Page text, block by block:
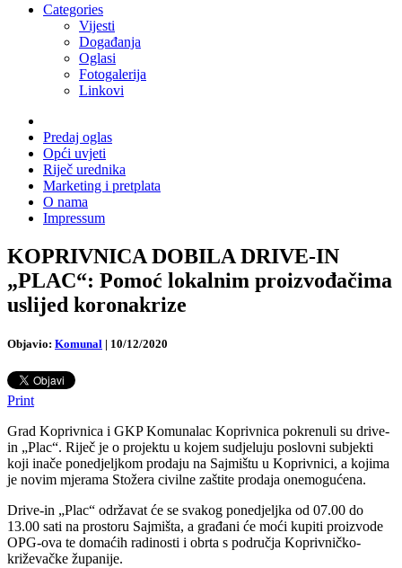
Categories
Vijesti
Događanja
Oglasi
Fotogalerija
Linkovi
Predaj oglas
Opći uvjeti
Riječ urednika
Marketing i pretplata
O nama
Impressum
KOPRIVNICA DOBILA DRIVE-IN
„PLAC“: Pomoć lokalnim proizvođačima
uslijed koronakrize
Objavio: Komunal | 10/12/2020
Print
Grad Koprivnica i GKP Komunalac Koprivnica pokrenuli su drive-
in „Plac“. Riječ je o projektu u kojem sudjeluju poslovni subjekti
koji inače ponedjeljkom prodaju na Sajmištu u Koprivnici, a kojima
je novim mjerama Stožera civilne zaštite prodaja onemogućena.
Drive-in „Plac“ održavat će se svakog ponedjeljka od 07.00 do
13.00 sati na prostoru Sajmišta, a građani će moći kupiti proizvode
OPG-ova te domaćih radinosti i obrta s područja Koprivničko-
križevačke županije.